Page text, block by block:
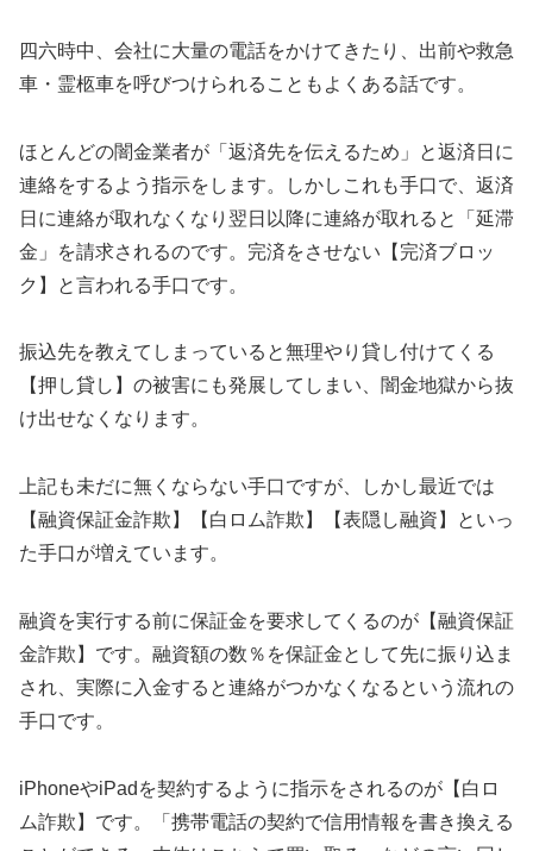
四六時中、会社に大量の電話をかけてきたり、出前や救急
車・霊柩車を呼びつけられることもよくある話です。
ほとんどの闇金業者が「返済先を伝えるため」と返済日に
連絡をするよう指示をします。しかしこれも手口で、返済
日に連絡が取れなくなり翌日以降に連絡が取れると「延滞
金」を請求されるのです。完済をさせない【完済ブロッ
ク】と言われる手口です。
振込先を教えてしまっていると無理やり貸し付けてくる
【押し貸し】の被害にも発展してしまい、闇金地獄から抜
け出せなくなります。
上記も未だに無くならない手口ですが、しかし最近では
【融資保証金詐欺】【白ロム詐欺】【表隠し融資】といっ
た手口が増えています。
融資を実行する前に保証金を要求してくるのが【融資保証
金詐欺】です。融資額の数％を保証金として先に振り込ま
され、実際に入金すると連絡がつかなくなるという流れの
手口です。
iPhoneやiPadを契約するように指示をされるのが【白ロ
ム詐欺】です。「携帯電話の契約で信用情報を書き換える